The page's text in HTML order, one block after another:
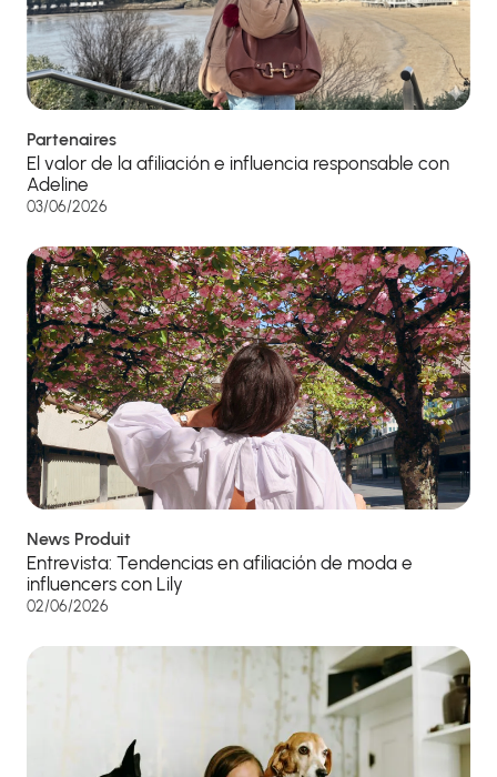
Partenaires
El valor de la afiliación e influencia responsable con
Adeline
03/06/2026
News Produit
Entrevista: Tendencias en afiliación de moda e
influencers con Lily
02/06/2026